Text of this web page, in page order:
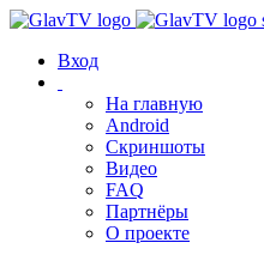
Вход
На главную
Android
Скриншоты
Видео
FAQ
Партнёры
О проекте